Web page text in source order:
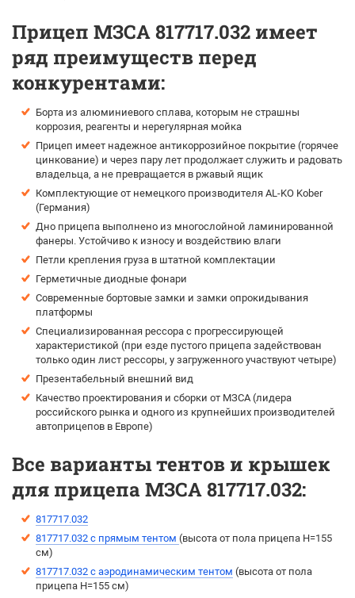
Прицеп МЗСА 817717.032 имеет
ряд преимуществ перед
конкурентами:
Борта из алюминиевого сплава, которым не страшны
коррозия, реагенты и нерегулярная мойка
Прицеп имеет надежное антикоррозийное покрытие (горячее
цинкование) и через пару лет продолжает служить и радовать
владельца, а не превращается в ржавый ящик
Комплектующие от немецкого производителя AL-KO Kober
(Германия)
Дно прицепа выполнено из многослойной ламинированной
фанеры. Устойчиво к износу и воздействию влаги
Петли крепления груза в штатной комплектации
Герметичные диодные фонари
Современные бортовые замки и замки опрокидывания
платформы
Специализированная рессора с прогрессирующей
характеристикой (при езде пустого прицепа задействован
только один лист рессоры, у загруженного участвуют четыре)
Презентабельный внешний вид
Качество проектирования и сборки от МЗСА (лидера
российского рынка и одного из крупнейших производителей
автоприцепов в Европе)
Все варианты тентов и крышек
для прицепа МЗСА 817717.032:
817717.032
817717.032 с прямым тентом (выcота от пола прицепа H=155
см)
817717.032 с аэродинамическим тентом (выcота от пола
прицепа H=155 см)